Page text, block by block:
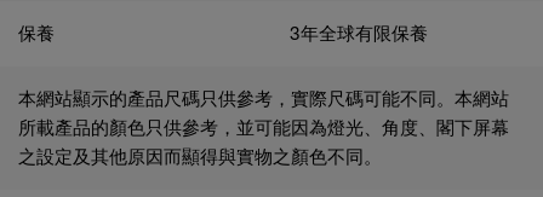
保養 3年全球有限保養
本網站顯示的產品尺碼只供參考，實際尺碼可能不同。本網站
所載產品的顏色只供參考，並可能因為燈光、角度、閣下屏幕
之設定及其他原因而顯得與實物之顏色不同。